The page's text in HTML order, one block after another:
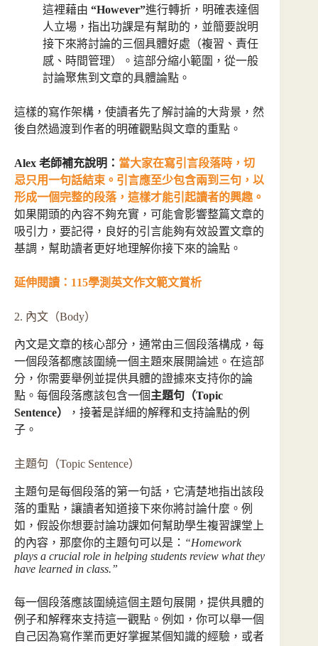
這裡藉由 “However”進行轉折，明確表達個
人立場，指出功課是有幫助的，並簡要說明
接下來將討論的三個具體好處（複習、責任
感、時間管理）。這部分縮小範圍，從一般
討論聚焦到文章的具體論點。
這樣的寫作架構，使讀者先了解討論的大背景，然
後自然過渡到作者的明確觀點與文章的重點。
Alex 老師補充說明： 當大家在寫引言段落時，切
忌只用一句話結束。引言應至少包含兩到三句，以
形成一個完整的段落，這樣才能引起讀者的興趣。
如果開頭的內容不夠充實，可能會影響整篇文章的
吸引力，要記得，良好的引言能夠有效設置文章的
基調，幫助讀者更好地理解你接下來的論點。
延伸閱讀： 115學測英文作文範文賞析
2. 內文（Body）
內文是文章的核心部分，通常由三個段落構成，每
一個段落都應該圍繞一個主題來展開論述。在這部
分，你需要舉例並提供具體的證據來支持你的論
點。每個段落應該包含一個主題句（Topic
Sentence）
，接著是詳細的解釋和支持論點的例
子。
主題句（Topic Sentence）
主題句是每個段落的第一句話，它清楚地指出該段
落的重點，讓讀者知道接下來你將討論什麼。例
如，假設你想要討論功課如何幫助學生複習課堂上
的內容，那麼你的主題句可以是： “Homework
plays a crucial role in helping students review what they
have learned in class.”
每一個段落應該圍繞這個主題句展開，提供具體的
例子和解釋來支持這一觀點。例如，你可以舉一個
自己因為寫作業而更好掌握某個知識的經驗，或者